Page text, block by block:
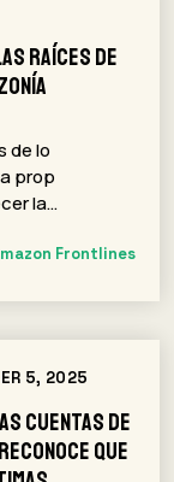
raíces de
de lo
prop
la…
Frontlines
5, 2025
cuentas de
que